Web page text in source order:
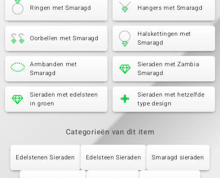
Ringen met Smaragd Hangers met Smaragd
Oorbellen met Smaragd
Halskettingen met
Smaragd
Armbanden met
Smaragd
Sieraden met Zambia
Smaragd
Sieraden met edelsteen
in groen
Sieraden met hetzelfde
type design
Categorieën van dit item
Edelstenen Sieraden Edelsteen Sieraden Smaragd sieraden